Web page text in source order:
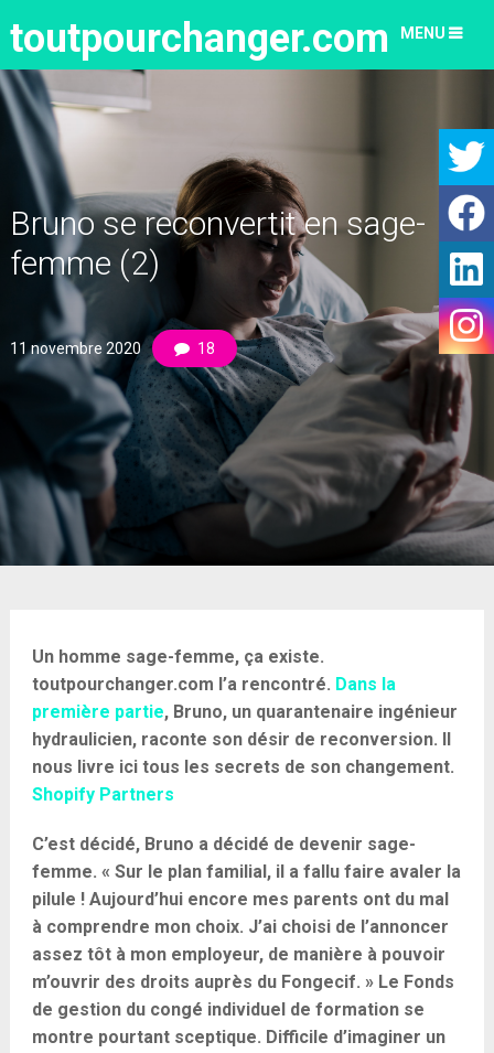
toutpourchanger.com MENU
Bruno se reconvertit en sage-
femme (2)
11 novembre 2020 18
Un homme sage-femme, ça existe.
toutpourchanger.com l’a rencontré. Dans la
première partie, Bruno, un quarantenaire ingénieur
hydraulicien, raconte son désir de reconversion. Il
nous livre ici tous les secrets de son changement.
Shopify Partners
C’est décidé, Bruno a décidé de devenir sage-
femme. « Sur le plan familial, il a fallu faire avaler la
pilule ! Aujourd’hui encore mes parents ont du mal
à comprendre mon choix. J’ai choisi de l’annoncer
assez tôt à mon employeur, de manière à pouvoir
m’ouvrir des droits auprès du Fongecif. » Le Fonds
de gestion du congé individuel de formation se
montre pourtant sceptique. Difficile d’imaginer un